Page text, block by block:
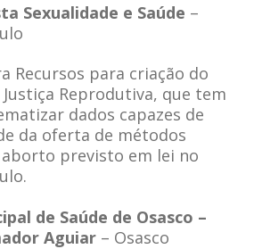
Sexualidade e Saúde –
Recursos para criação do
Reprodutiva, que tem
dados capazes de
da oferta de métodos
previsto em lei no
de Saúde de Osasco –
Aguiar – Osasco